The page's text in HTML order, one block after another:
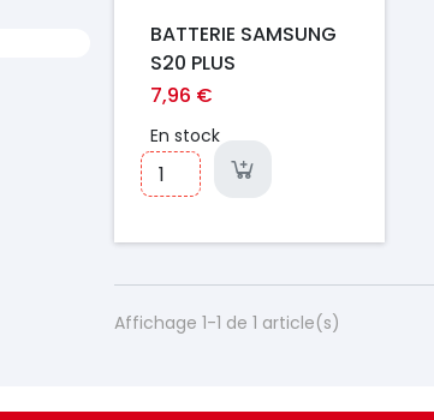
BATTERIE SAMSUNG
S20 PLUS
7,96 €
En stock
Affichage 1-1 de 1 article(s)